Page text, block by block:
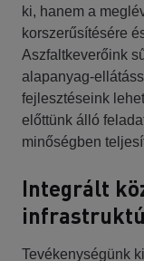
ki, hanem a
korszerűsítésére
Aszfaltkeverőink
alapanyag-
fejlesztéseink
előttünk álló
minőségben
Integrált
Tevékenységünk